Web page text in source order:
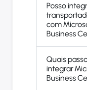
Posso
com
Business
Quais
integrar
Business